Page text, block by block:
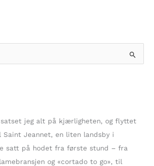
satset jeg alt på kjærligheten, og flyttet
Jeannet, en liten landsby i
satt på hodet fra første stund – fra
og «cortado to go», til